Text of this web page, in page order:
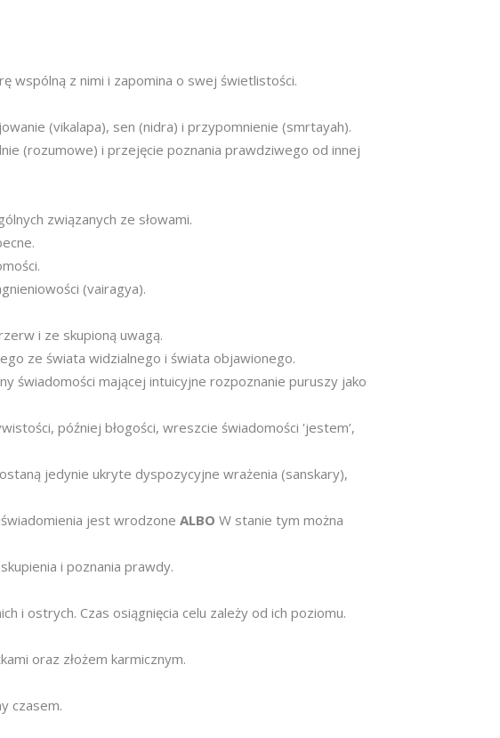
wspólną z nimi i zapomina o swej świetlistości.
(vikalapa), sen (nidra) i przypomnienie (smrtayah).
(rozumowe) i przejęcie poznania prawdziwego od innej
związanych ze słowami.
(vairagya).
i ze skupioną uwagą.
ze świata widzialnego i świata objawionego.
świadomości mającej intuicyjne rozpoznanie puruszy jako
później błogości, wreszcie świadomości 'jestem’,
jedynie ukryte dyspozycyjne wrażenia (sanskary),
jest wrodzone ALBO W stanie tym można
i poznania prawdy.
i ostrych. Czas osiągnięcia celu zależy od ich poziomu.
oraz złożem karmicznym.
czasem.